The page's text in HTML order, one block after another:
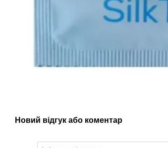
Новий відгук або коментар